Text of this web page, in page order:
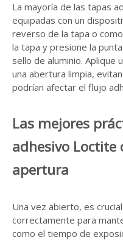
La mayoría de las tapas
equipadas con un
reverso de la tapa o
la tapa y presione la
sello de aluminio. Aplique
una abertura limpia,
podrían afectar el flujo
Las mejores
adhesivo Loctite
apertura
Una vez abierto, es
correctamente para
como el tiempo de